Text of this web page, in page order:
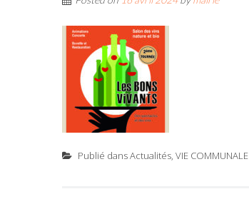
Publié dansActualités, VIE COMMUNALE